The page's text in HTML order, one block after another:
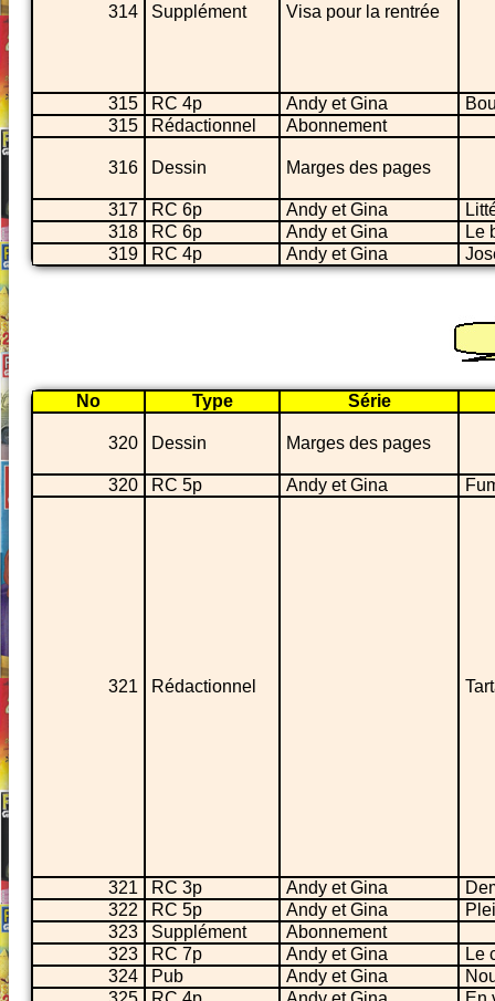
314 Supplément Visa pour la rentrée
315 RC 4p Andy et Gina
315
Rédactionnel Abonnement
316 Dessin Marges des pages
317 RC 6p Andy et Gina
318
RC 6p Andy et Gina
Le
319
RC 4p Andy et Gina
No Type Série
320 Dessin Marges des pages
320 RC 5p Andy et Gina
321 Rédactionnel
321 RC 3p Andy et Gina
322
RC 5p Andy et Gina
323
Supplément
Abonnement
323
RC 7p Andy et Gina
Le
324
Pub Andy et Gina